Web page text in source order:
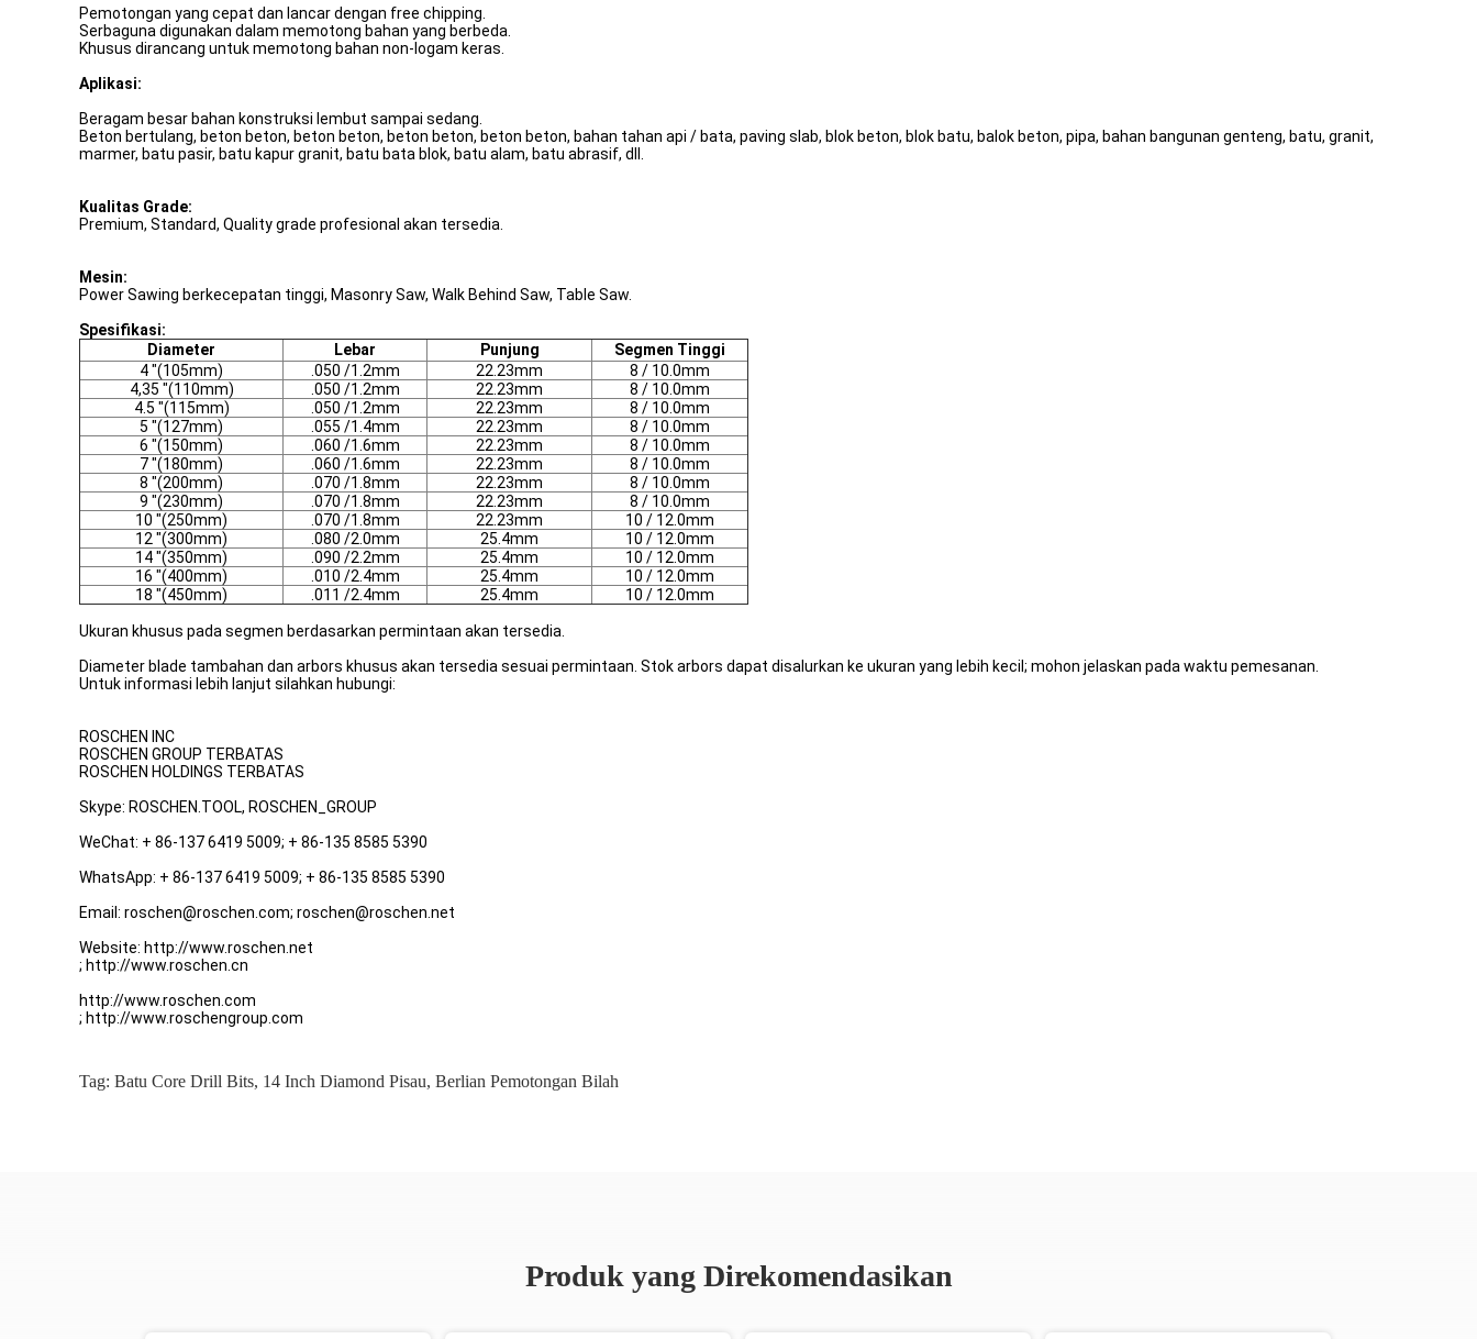
Pemotongan yang cepat dan lancar dengan free chipping.
Serbaguna digunakan dalam memotong bahan yang berbeda.
Khusus dirancang untuk memotong bahan non-logam keras.
Aplikasi:
Beragam besar bahan konstruksi lembut sampai sedang.
Beton bertulang, beton beton, beton beton, beton beton, beton beton, bahan tahan api / bata, paving slab, blok beton, blok batu, balok beton, pipa, bahan bangunan genteng, batu, granit,
marmer, batu pasir, batu kapur granit, batu bata blok, batu alam, batu abrasif, dll.
Kualitas Grade:
Premium, Standard, Quality grade profesional akan tersedia.
Mesin:
Power Sawing berkecepatan tinggi, Masonry Saw, Walk Behind Saw, Table Saw.
Spesifikasi:
Diameter
Lebar Punjung
Segmen Tinggi
4 "(105mm)
.050 /1.2mm 22.23mm
8 / 10.0mm
4,35 "(110mm)
.050 /1.2mm 22.23mm
8 / 10.0mm
4.5 "(115mm)
.050 /1.2mm 22.23mm
8 / 10.0mm
5 "(127mm)
.055 /1.4mm 22.23mm
8 / 10.0mm
6 "(150mm)
.060 /1.6mm 22.23mm
8 / 10.0mm
7 "(180mm)
.060 /1.6mm 22.23mm
8 / 10.0mm
8 "(200mm)
.070 /1.8mm 22.23mm
8 / 10.0mm
9 "(230mm)
.070 /1.8mm 22.23mm
8 / 10.0mm
10 "(250mm)
.070 /1.8mm 22.23mm
10 / 12.0mm
12 "(300mm)
.080 /2.0mm 25.4mm
10 / 12.0mm
14 "(350mm)
.090 /2.2mm 25.4mm
10 / 12.0mm
16 "(400mm)
.010 /2.4mm 25.4mm
10 / 12.0mm
18 "(450mm)
.011 /2.4mm 25.4mm 10 / 12.0mm
Ukuran khusus pada segmen berdasarkan permintaan akan tersedia.
Diameter blade tambahan dan arbors khusus akan tersedia sesuai permintaan. Stok arbors dapat disalurkan ke ukuran yang lebih kecil; mohon jelaskan pada waktu pemesanan.
Untuk informasi lebih lanjut silahkan hubungi:
ROSCHEN INC
ROSCHEN GROUP TERBATAS
ROSCHEN HOLDINGS TERBATAS
Skype: ROSCHEN.TOOL, ROSCHEN_GROUP
WeChat: + 86-137 6419 5009; + 86-135 8585 5390
WhatsApp: + 86-137 6419 5009; + 86-135 8585 5390
Email: roschen@roschen.com; roschen@roschen.net
Website: http://www.roschen.net
; http://www.roschen.cn
http://www.roschen.com
; http://www.roschengroup.com
Tag: Batu Core Drill Bits, 14 Inch Diamond Pisau, Berlian Pemotongan Bilah
Produk yang Direkomendasikan